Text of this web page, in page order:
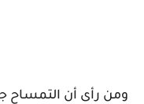
ومن رأى أن التمساح